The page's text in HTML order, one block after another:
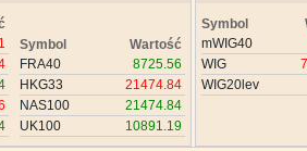
Symbol
Wartość
FRA40
8725.56
HKG33
21474.84
NAS100
21474.84
UK100
10891.19
Symbol
mWIG40
WIG
WIG20lev